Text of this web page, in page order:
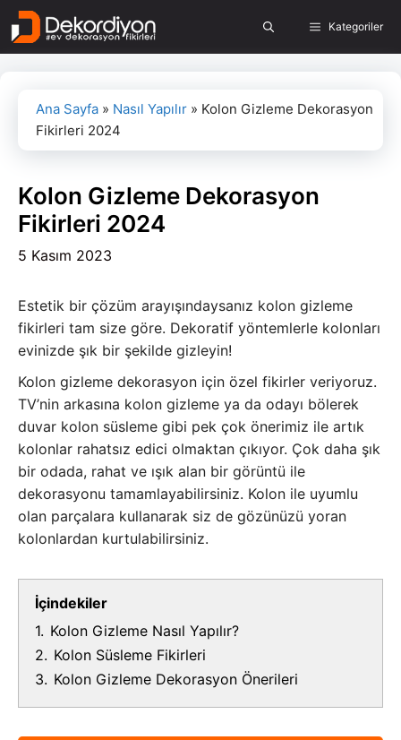
İçeriğe
atla
Kategoriler
Ana Sayfa » Nasıl Yapılır » Kolon Gizleme Dekorasyon
Fikirleri 2024
Kolon Gizleme Dekorasyon
Fikirleri 2024
5 Kasım 2023
Estetik bir çözüm arayışındaysanız kolon gizleme
fikirleri tam size göre. Dekoratif yöntemlerle kolonları
evinizde şık bir şekilde gizleyin!
Kolon gizleme dekorasyon için özel fikirler veriyoruz.
TV’nin arkasına kolon gizleme ya da odayı bölerek
duvar kolon süsleme gibi pek çok önerimiz ile artık
kolonlar rahatsız edici olmaktan çıkıyor. Çok daha şık
bir odada, rahat ve ışık alan bir görüntü ile
dekorasyonu tamamlayabilirsiniz. Kolon ile uyumlu
olan parçalara kullanarak siz de gözünüzü yoran
kolonlardan kurtulabilirsiniz.
İçindekiler
1. Kolon Gizleme Nasıl Yapılır?
2. Kolon Süsleme Fikirleri
3. Kolon Gizleme Dekorasyon Önerileri